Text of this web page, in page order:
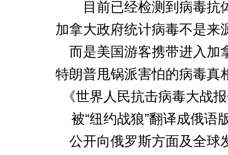
目前已经检测到病毒抗
加拿大政府统计病毒不是来
而是美国游客携带进入加
特朗普甩锅派害怕的病毒真
《世界人民抗击病毒大战
被“纽约战狼”翻译成俄语
公开向俄罗斯方面及全球